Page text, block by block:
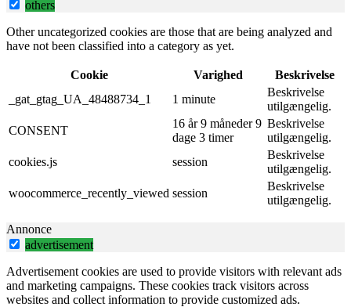
others
Other uncategorized cookies are those that are being analyzed and
have not been classified into a category as yet.
Cookie Varighed
Beskrivelse
_gat_gtag_UA_48488734_1
1 minute
Beskrivelse
utilgængelig.
CONSENT
16 år 9 måneder 9
dage 3 timer
Beskrivelse
utilgængelig.
cookies.js
session
Beskrivelse
utilgængelig.
woocommerce_recently_viewed session
Beskrivelse
utilgængelig.
Annonce
advertisement
Advertisement cookies are used to provide visitors with relevant ads
and marketing campaigns. These cookies track visitors across
websites and collect information to provide customized ads.